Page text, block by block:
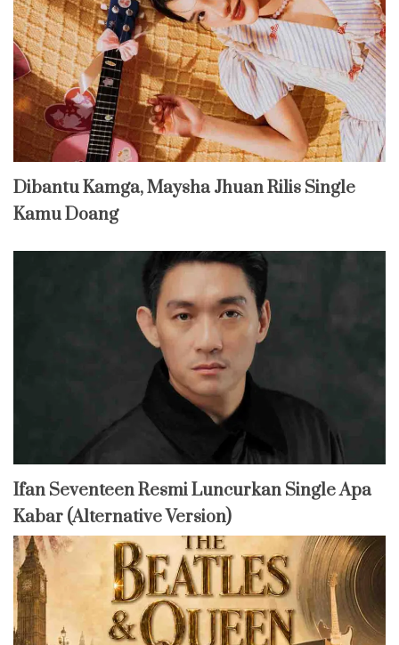
Dibantu Kamga, Maysha Jhuan Rilis Single
Kamu Doang
Ifan Seventeen Resmi Luncurkan Single Apa
Kabar (Alternative Version)